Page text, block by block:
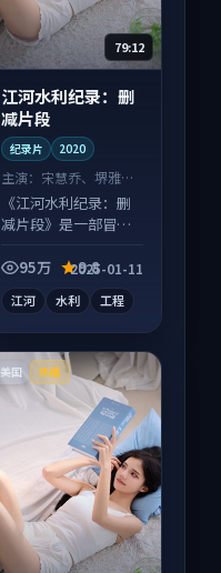
79:12
江河水利纪录：删
减片段
纪录片 2020
主演： 宋慧乔、堺雅人
等
《江河水利纪录：删
减片段》是一部冒险
讨论度高，适合配弹
95万 9.8
2025-01-11
江河 水利 工程
美国 热播